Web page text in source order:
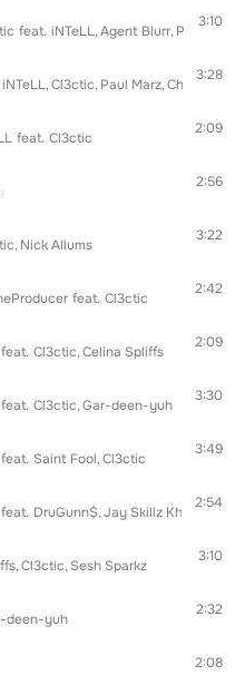
feat. iNTeLL Agent Blurr Paul Marz
3:10
iNTeLL Cl3ctic Paul Marz Chris
3:28
feat. Cl3ctic
2:09
2:56
Nick Allums
3:22
feat. Cl3ctic
2:42
feat. Cl3ctic Celina Spliffs
2:09
feat. Cl3ctic Gar-deen-yuh
3:30
feat. Saint Fool Cl3ctic
3:49
feat. DruGunn$ Jay Skillz Khan
2:54
Cl3ctic Sesh Sparkz
3:10
deen-yuh
2:32
2:08